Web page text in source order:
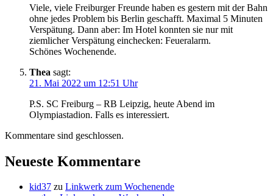
Viele, viele Freiburger Freunde haben es gestern mit der Bahn
ohne jedes Problem bis Berlin geschafft. Maximal 5 Minuten
Verspätung. Dann aber: Im Hotel konnten sie nur mit
ziemlicher Verspätung einchecken: Feueralarm.
Schönes Wochenende.
Thea sagt:
21. Mai 2022 um 12:51 Uhr
P.S. SC Freiburg – RB Leipzig, heute Abend im
Olympiastadion. Falls es interessiert.
Kommentare sind geschlossen.
Neueste Kommentare
kid37 zu Linkwerk zum Wochenende